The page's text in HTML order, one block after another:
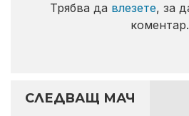
Трябва да влезете, за
коментар.
СЛЕДВАЩ МАЧ